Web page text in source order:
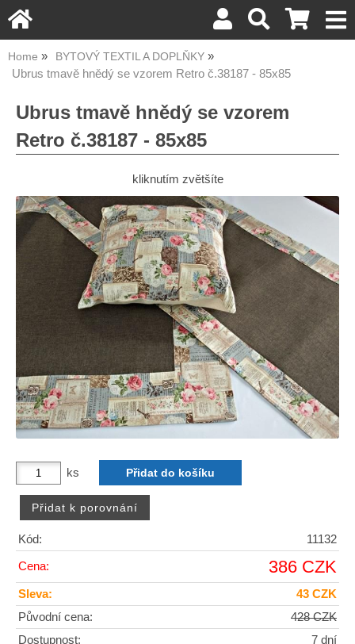
Home BYTOVÝ TEXTIL A DOPLŇKY
Ubrus tmavě hnědý se vzorem Retro č.38187 - 85x85
Ubrus tmavě hnědý se vzorem
Retro č.38187 - 85x85
kliknutím zvětšíte
ks
Kód: 11132
Cena: 386 CZK
Sleva:
43 CZK
Původní cena:
428 CZK
Dostupnost:
7 dní